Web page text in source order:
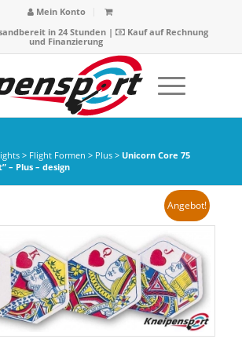
Mein Konto
in 24 Stunden |
Kauf auf Rechnung
und Finanzierung
> Flight Formen > Plus> Unicorn Core 75
– Plus – design
Angebot!